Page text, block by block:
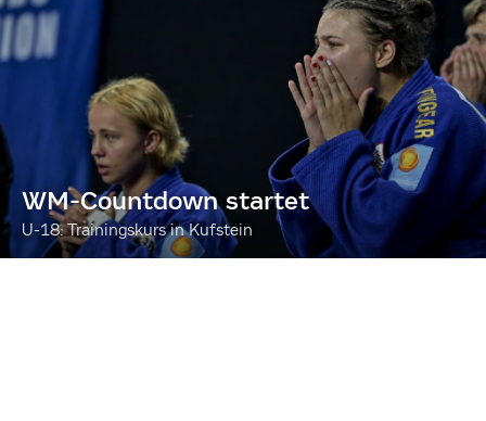
WM-Countdown startet
U-18: Trainingskurs in Kufstein